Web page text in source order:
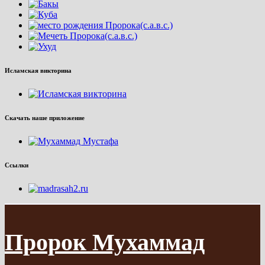
Исламская викторина
Скачать наше приложение
Ссылки
Пророк Мухаммад